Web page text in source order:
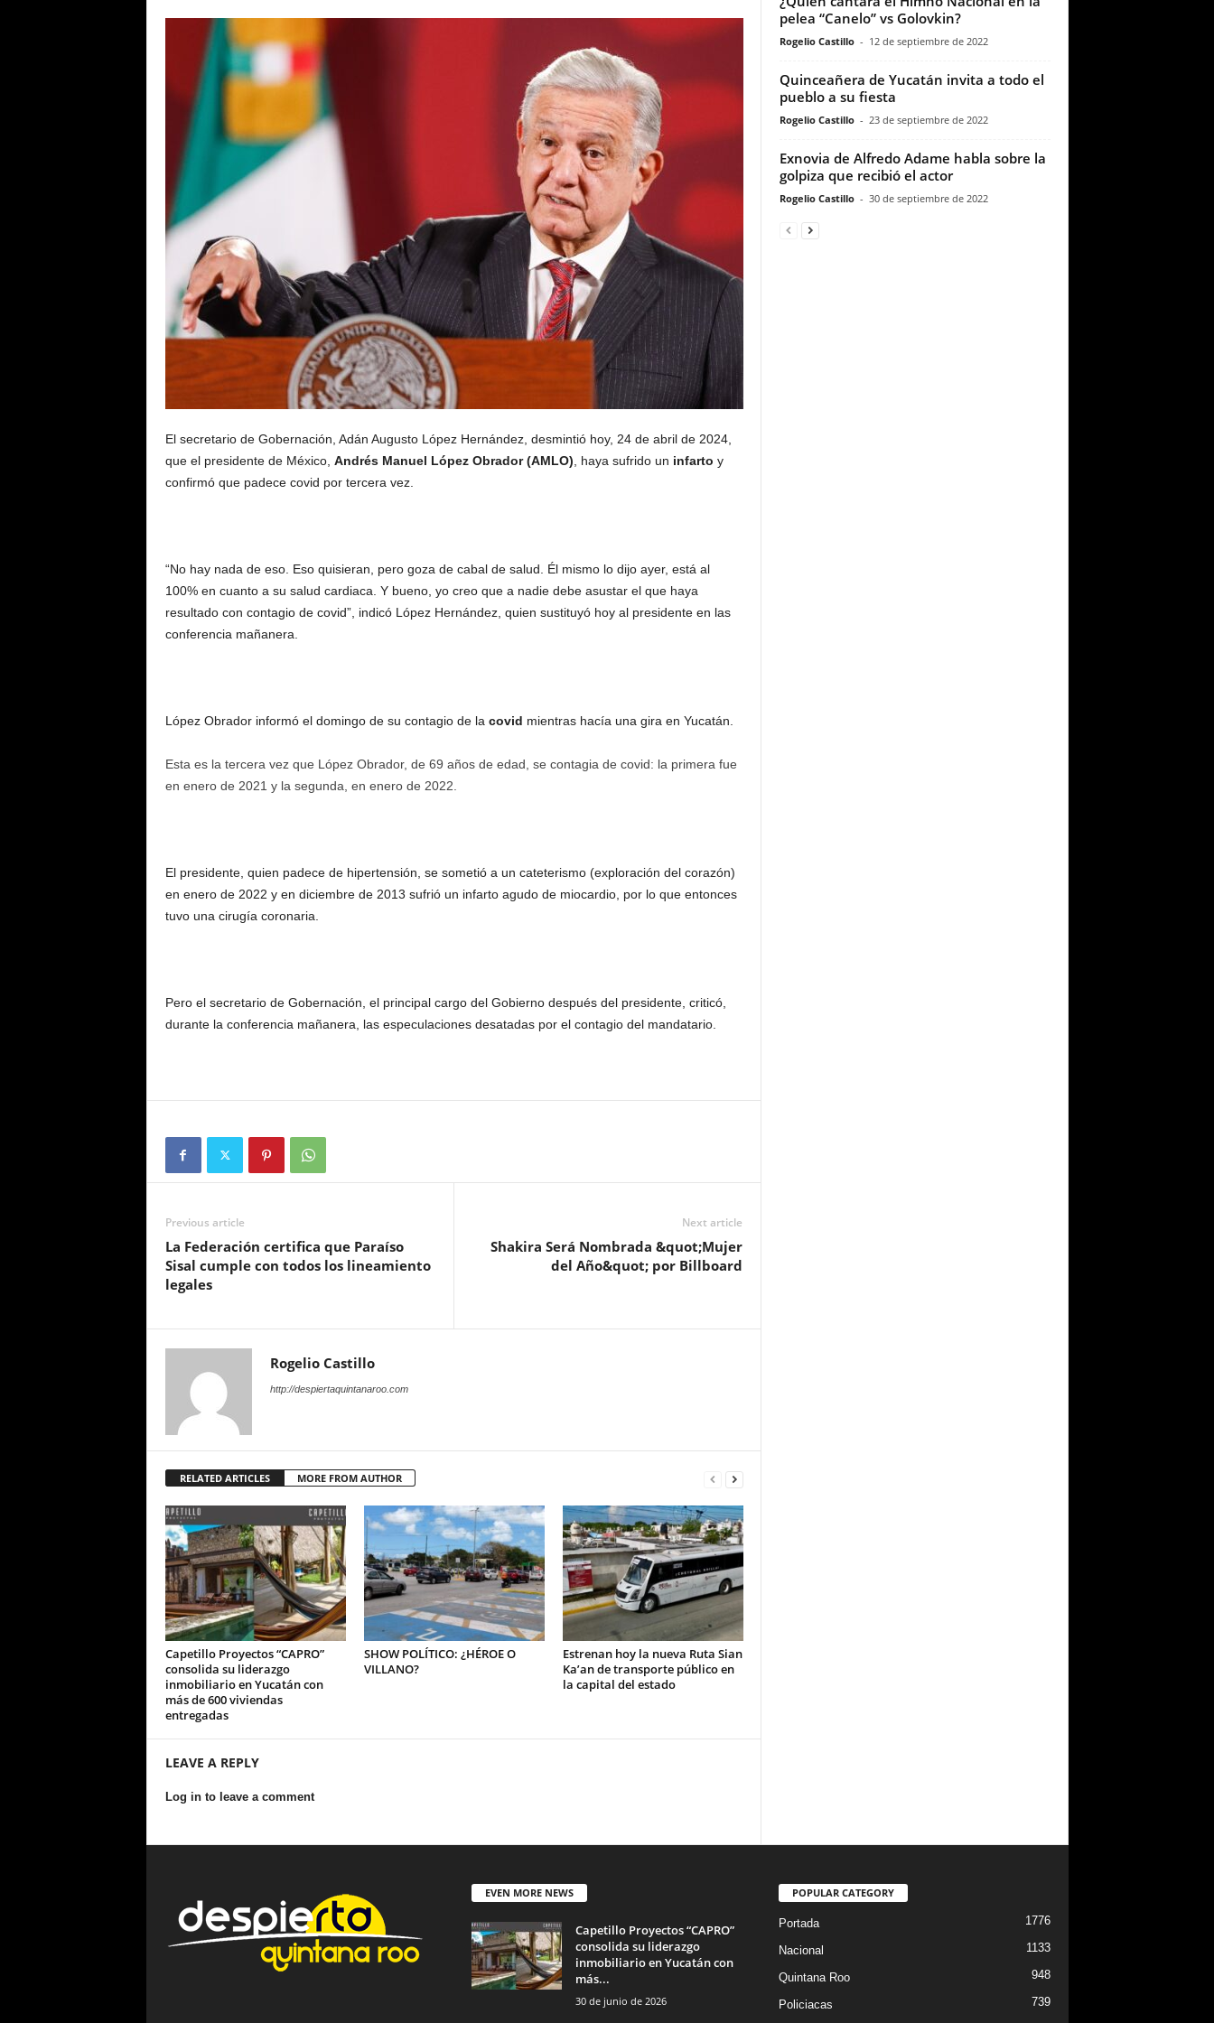
El secretario de Gobernación, Adán Augusto López Hernández, desmintió hoy, 24 de abril de 2024,
que el presidente de México, Andrés Manuel López Obrador (AMLO) , haya sufrido un infarto y
confirmó que padece covid por tercera vez.
“No hay nada de eso. Eso quisieran, pero goza de cabal de salud. Él mismo lo dijo ayer, está al
100% en cuanto a su salud cardiaca. Y bueno, yo creo que a nadie debe asustar el que haya
resultado con contagio de covid”, indicó López Hernández, quien sustituyó hoy al presidente en las
conferencia mañanera.
López Obrador informó el domingo de su contagio de la covid mientras hacía una gira en Yucatán.
Esta es la tercera vez que López Obrador, de 69 años de edad, se contagia de covid: la primera fue
en enero de 2021 y la segunda, en enero de 2022.
El presidente, quien padece de hipertensión, se sometió a un cateterismo (exploración del corazón)
en enero de 2022 y en diciembre de 2013 sufrió un infarto agudo de miocardio, por lo que entonces
tuvo una cirugía coronaria.
Pero el secretario de Gobernación, el principal cargo del Gobierno después del presidente, criticó,
durante la conferencia mañanera, las especulaciones desatadas por el contagio del mandatario.
Previous article
La Federación certifica que Paraíso
Sisal cumple con todos los lineamiento
legales
Next article
Shakira Será Nombrada &quot;Mujer
del Año&quot; por Billboard
Rogelio Castillo
http://despiertaquintanaroo.com
RELATED ARTICLES MORE FROM AUTHOR
Capetillo Proyectos “CAPRO”
consolida su liderazgo
inmobiliario en Yucatán con
más de 600 viviendas
entregadas
SHOW POLÍTICO: ¿HÉROE O
VILLANO?
Estrenan hoy la nueva Ruta Sian
Ka’an de transporte público en
la capital del estado
LEAVE A REPLY
Log in to leave a comment
pelea “Canelo” vs Golovkin?
Rogelio Castillo - 12 de septiembre de 2022
Quinceañera de Yucatán invita a todo el
pueblo a su fiesta
Rogelio Castillo - 23 de septiembre de 2022
Exnovia de Alfredo Adame habla sobre la
golpiza que recibió el actor
Rogelio Castillo - 30 de septiembre de 2022
EVEN MORE NEWS
Capetillo Proyectos “CAPRO”
consolida su liderazgo
inmobiliario en Yucatán con
más...
30 de junio de 2026
POPULAR CATEGORY
Portada 1776
Nacional 1133
Quintana Roo 948
Policiacas
739